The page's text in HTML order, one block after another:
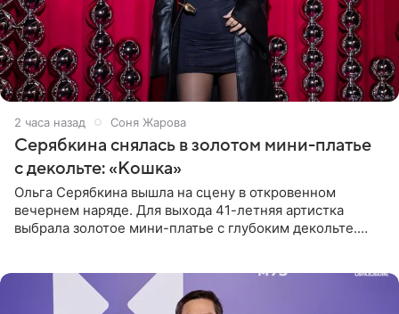
2 часа назад Соня Жарова
Серябкина снялась в золотом мини-платье
с декольте: «Кошка»
Ольга Серябкина вышла на сцену в откровенном
вечернем наряде. Для выхода 41-летняя артистка
выбрала золотое мини-платье с глубоким декольте.